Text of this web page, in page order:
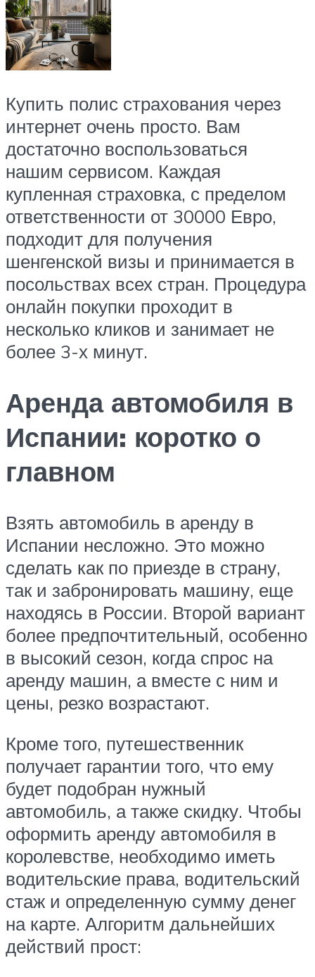
Купить полис страхования через
интернет очень просто. Вам
достаточно воспользоваться
нашим сервисом. Каждая
купленная страховка, с пределом
ответственности от 30000 Евро,
подходит для получения
шенгенской визы и принимается в
посольствах всех стран. Процедура
онлайн покупки проходит в
несколько кликов и занимает не
более 3-х минут.
Аренда автомобиля в
Испании: коротко о
главном
Взять автомобиль в аренду в
Испании несложно. Это можно
сделать как по приезде в страну,
так и забронировать машину, еще
находясь в России. Второй вариант
более предпочтительный, особенно
в высокий сезон, когда спрос на
аренду машин, а вместе с ним и
цены, резко возрастают.
Кроме того, путешественник
получает гарантии того, что ему
будет подобран нужный
автомобиль, а также скидку. Чтобы
оформить аренду автомобиля в
королевстве, необходимо иметь
водительские права, водительский
стаж и определенную сумму денег
на карте. Алгоритм дальнейших
действий прост: